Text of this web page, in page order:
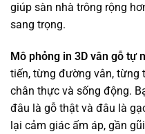
giúp sàn nhà trông rộng
sang trọng.
Mô phỏng in 3D vân gỗ tự
tiến, từng đường vân, từng
chân thực và sống động.
đâu là gỗ thật và đâu là
lại cảm giác ấm áp, gần